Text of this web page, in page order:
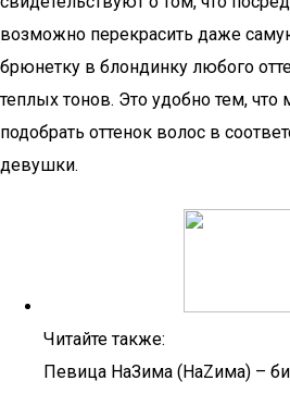
возможно перекрасить даже
брюнетку в блондинку любого
теплых тонов. Это удобно тем,
подобрать оттенок волос в
девушки.
Читайте также:
Певица НаЗима (НаZима) –